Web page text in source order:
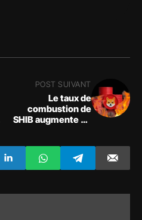
POST SUIVANT
Le taux de
combustion de
SHIB augmente de
Inu partent en
fumée !